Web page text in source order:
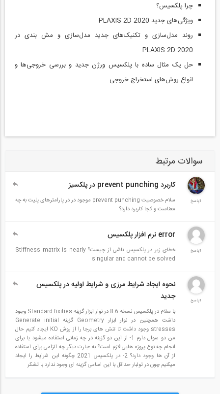
چرا پلکسیس؟
ویژگی‌های جدید PLAXIS 2D 2020
روند مدل‌سازی و تکنیک‌های جدید مدل‌سازی و مش بندی در
PLAXIS 2D 2020
حل یک مثال ساده با پلکسیس ورژن جدید و بررسی خروجی‌ها و
انواع روش‌های استخراج خروجی
سوالات مرتبط
1پاسخ
کاربرد prevent punching در پلکسیز
سلام خصوصیت prevent punching موجود در در پارامترهای پلیت به چه
معناست و کجا کاربرد دارد؟
1پاسخ
error نرم افزار پلکسیس
خطای زیر در پلکسیس ناشی از چیست؟ Stiffness matrix is nearly
singular and cannot be solved
1پاسخ
نحوه ایجاد شرایط مرزی و شرایط اولیه در پلکسیس
جدید
با سلام در پلکسیس نسخه 8.6 در نوار ابزار گزینه Standard fixities وجود
داشت همچنین در نوار ابزار Geometry گزینه Generate initial
stresses وجود داشت تا تنش های برجا را از روش KO ایجاد کنیم حال
من دو سوال دارم 1- از این دو گزینه در چه زمانی استفاده میشود یا برای
انجام چه نوع پروژه هایی لازم است؟ به عبارت دیگر چه الزامی برای استفاده
از آن ها وجود دارد؟ 2- در پلکسیس 2021 چگونه این شرایط را ایجاد
میکنیم چون در تولبار حداقل با این اسامی گزینه ای وجود ندارد با تشکر